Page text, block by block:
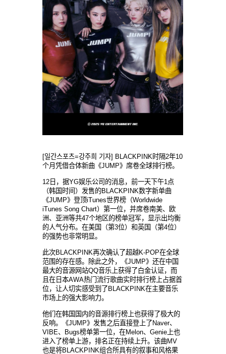
[일간스포츠=강주희 기자] BLACKPINK时隔2年10
个月凭借合体新曲《JUMP》席卷全球排行榜。
12日，据YG娱乐公司的消息，前一天下午1点
（韩国时间）发售的BLACKPINK数字新单曲
《JUMP》登顶iTunes世界榜（Worldwide
iTunes Song Chart）第一位，并席卷南美、欧
洲、亚洲等共47个地区的榜单冠军，显示出均衡
的人气分布。在美国（第3位）和英国（第4位）
的强势也非常明显。
此次BLACKPINK再次确认了超越K-POP在全球
范围的存在感。除此之外，《JUMP》还在中国
最大的音源网站QQ音乐上获得了白金认证，而
且在日本AWA热门流行歌曲实时排行榜上占据首
位，让人切实感受到了BLACKPINK在主要音乐
市场上的强大影响力。
他们在韩国国内的音源排行榜上也获得了极大的
反响。《JUMP》发售之后直接登上了Naver、
VIBE、Bugs榜单第一位，在Melon、Genie上也
进入了榜单上游，排名正在持续上升。该曲MV
也是将BLACKPINK组合所具有的叙事和风格果